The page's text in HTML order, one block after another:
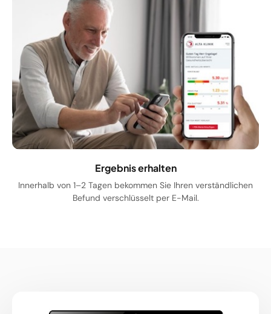
Ergebnis erhalten
Innerhalb von 1–2 Tagen bekommen Sie Ihren verständlichen
Befund verschlüsselt per E-Mail.